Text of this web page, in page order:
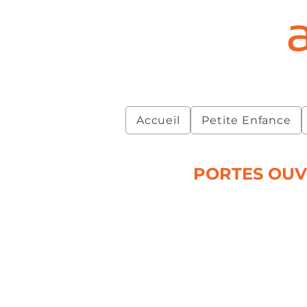
Accueil Petite Enfance
PORTES